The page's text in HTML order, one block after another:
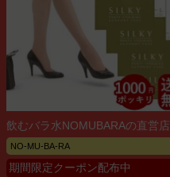
飲むバラ水NOMUBARAの直営店
NO-MU-BA-RA
期間限定クーポン配布中